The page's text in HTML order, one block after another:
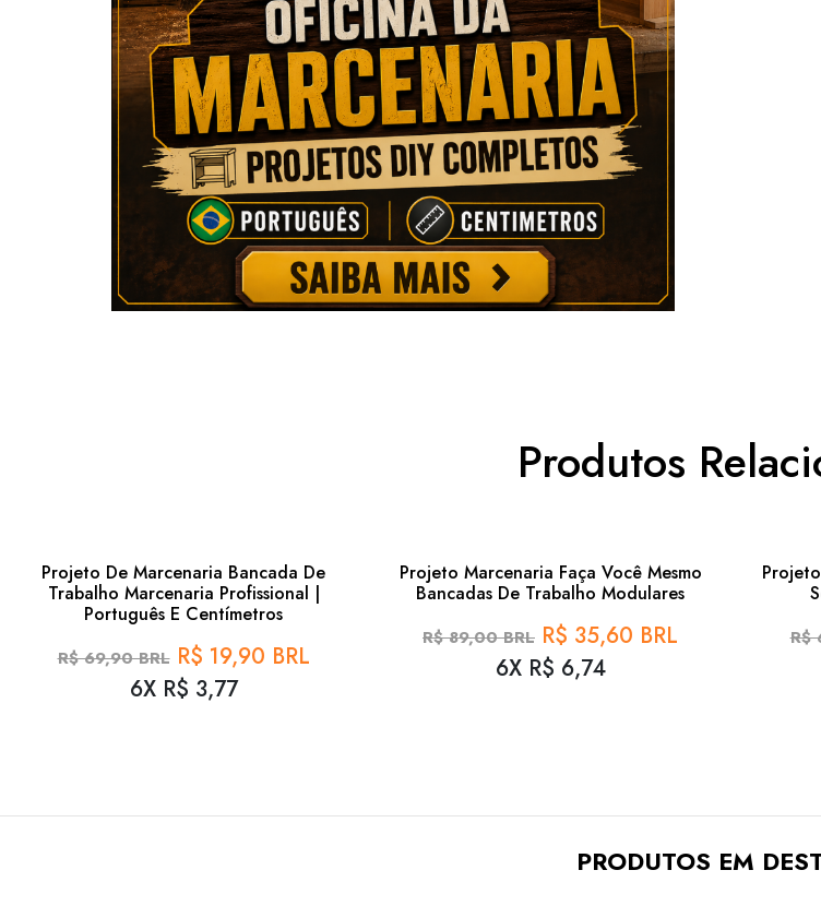
Produtos
71%
Projeto De Marcenaria Bancada De
Trabalho Marcenaria Profissional |
Português E Centímetros
R$ 69,90 BRL R$ 19,90 BRL
6X R$ 3,77
60%
Projeto Marcenaria Faça Você Mesmo
Bancadas De Trabalho Modulares
R$ 89,00 BRL R$ 35,60 BRL
6X R$ 6,74
R$
PRODUTOS EM